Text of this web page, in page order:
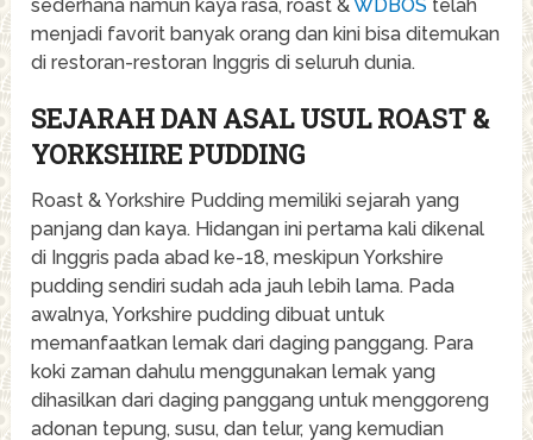
sederhana namun kaya rasa, roast &WDBOS telah
menjadi favorit banyak orang dan kini bisa ditemukan
di restoran-restoran Inggris di seluruh dunia.
SEJARAH DAN ASAL USUL ROAST &
YORKSHIRE PUDDING
Roast & Yorkshire Pudding memiliki sejarah yang
panjang dan kaya. Hidangan ini pertama kali dikenal
di Inggris pada abad ke-18, meskipun Yorkshire
pudding sendiri sudah ada jauh lebih lama. Pada
awalnya, Yorkshire pudding dibuat untuk
memanfaatkan lemak dari daging panggang. Para
koki zaman dahulu menggunakan lemak yang
dihasilkan dari daging panggang untuk menggoreng
adonan tepung, susu, dan telur, yang kemudian